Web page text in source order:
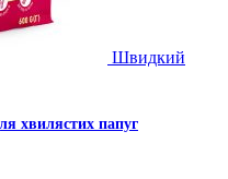
Швидкий
хвилястих папуг